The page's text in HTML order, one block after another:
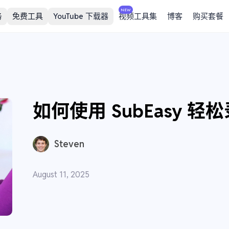
免费工具 YouTube 下载器
NEW
视频工具集 博客 购买套餐
如何使用 SubEasy 轻
Steven
August 11, 2025